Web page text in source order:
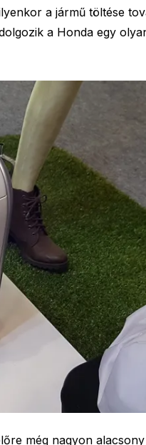
a jármű töltése
a Honda egy
még nagyon alacsony